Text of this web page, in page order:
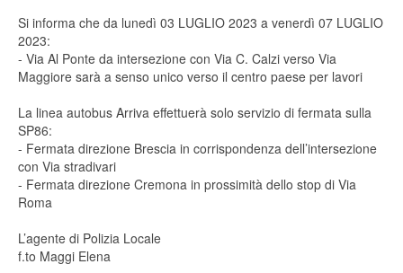
Si informa che da lunedì 03 LUGLIO 2023 a venerdì 07 LUGLIO
2023:
- Via Al Ponte da intersezione con Via C. Calzi verso Via
Maggiore sarà a senso unico verso il centro paese per lavori
La linea autobus Arriva effettuerà solo servizio di fermata sulla
SP86:
- Fermata direzione Brescia in corrispondenza dell’intersezione
con Via stradivari
- Fermata direzione Cremona in prossimità dello stop di Via
Roma
L’agente di Polizia Locale
f.to Maggi Elena